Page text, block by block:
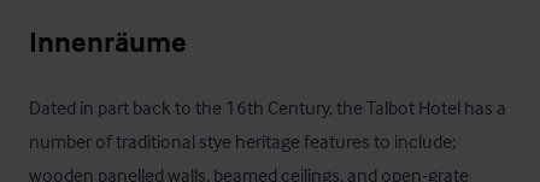
Innenräume
Dated in part back to the 16th Century, the Talbot Hotel has a
number of traditional stye heritage features to include;
wooden panelled walls, beamed ceilings, and open-grate